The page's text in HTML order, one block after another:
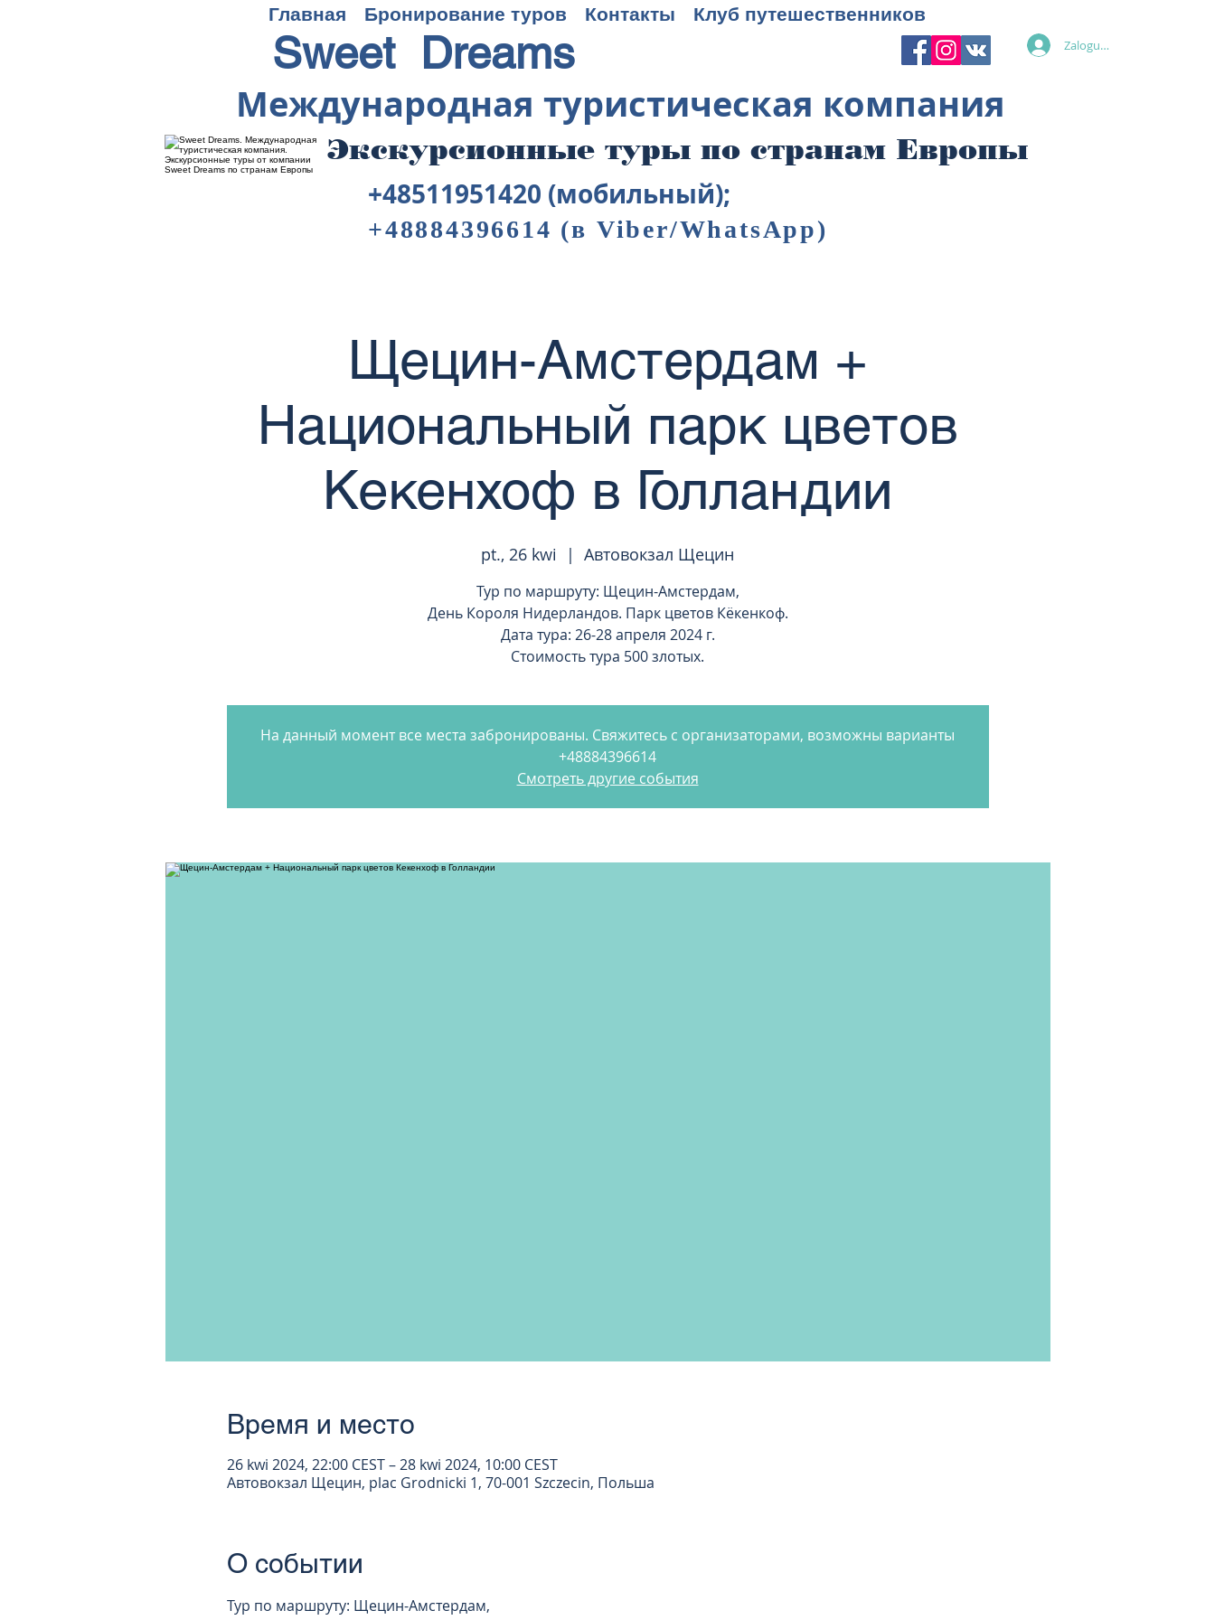
Главная Бронирование туров Контакты Клуб путешественников
Sweet Dreams Zaloguj się
Международная туристическая компания
+48511951420 (мобильный);
+48884396614 (в Viber/WhatsApp)
Экскурсионные туры по странам Европы
Щецин-Амстердам +
Национальный парк цветов
Кекенхоф в Голландии
pt., 26 kwi
  |
Автовокзал Щецин
Тур по маршруту: Щецин-Амстердам,
День Короля Нидерландов. Парк цветов Кёкенкоф.
Дата тура: 26-28 апреля 2024 г.
Стоимость тура 500 злотых.
На данный момент все места забронированы. Свяжитесь с организаторами, возможны варианты
+48884396614
Смотреть другие события
Время и место
26 kwi 2024, 22:00 CEST – 28 kwi 2024, 10:00 CEST
Автовокзал Щецин, plac Grodnicki 1, 70-001 Szczecin, Польша
О событии
Тур по маршруту: Щецин-Амстердам,